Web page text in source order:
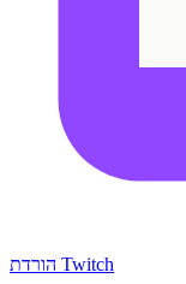
הורדת Twitch